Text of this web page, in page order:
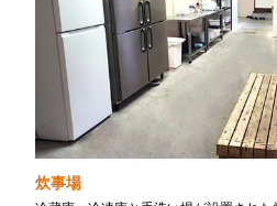
炊事場